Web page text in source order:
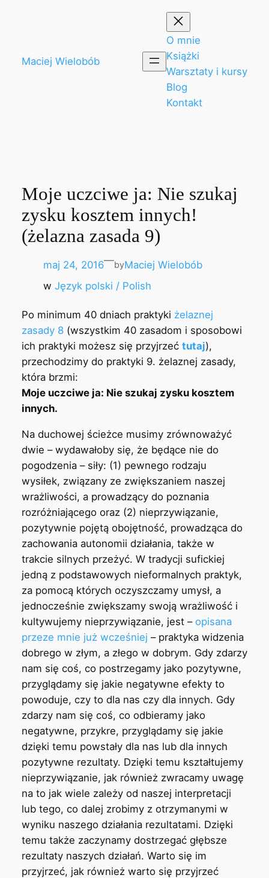
Maciej Wielobób
O mnie
Książki
Warsztaty i kursy
Blog
Kontakt
Moje uczciwe ja: Nie szukaj
zysku kosztem innych!
(żelazna zasada 9)
maj 24, 2016—byMaciej Wielobób
w Język polski / Polish
Po minimum 40 dniach praktyki żelaznej
zasady 8(wszystkim 40 zasadom i sposobowi
ich praktyki możesz się przyjrzeć tutaj),
przechodzimy do praktyki 9. żelaznej zasady,
która brzmi:
Moje uczciwe ja: Nie szukaj zysku kosztem
innych.
Na duchowej ścieżce musimy zrównoważyć
dwie – wydawałoby się, że będące nie do
pogodzenia – siły: (1) pewnego rodzaju
wysiłek, związany ze zwiększaniem naszej
wrażliwości, a prowadzący do poznania
rozróżniającego oraz (2) nieprzywiązanie,
pozytywnie pojętą obojętność, prowadząca do
zachowania autonomii działania, także w
trakcie silnych przeżyć. W tradycji sufickiej
jedną z podstawowych nieformalnych praktyk,
za pomocą których oczyszczamy umysł, a
jednocześnie zwiększamy swoją wrażliwość i
kultywujemy nieprzywiązanie, jest – opisana
przeze mnie już wcześniej – praktyka widzenia
dobrego w złym, a złego w dobrym. Gdy zdarzy
nam się coś, co postrzegamy jako pozytywne,
przyglądamy się jakie negatywne efekty to
powoduje, czy to dla nas czy dla innych. Gdy
zdarzy nam się coś, co odbieramy jako
negatywne, przykre, przyglądamy się jakie
dzięki temu powstały dla nas lub dla innych
pozytywne rezultaty. Dzięki temu kształtujemy
nieprzywiązanie, jak również zwracamy uwagę
na to jak wiele zależy od naszej interpretacji
lub tego, co dalej zrobimy z otrzymanymi w
wyniku naszego działania rezultatami. Dzięki
temu także zaczynamy dostrzegać głębsze
rezultaty naszych działań. Warto się im
przyjrzeć, jak również warto się przyjrzeć